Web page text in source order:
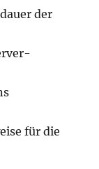
der
für die